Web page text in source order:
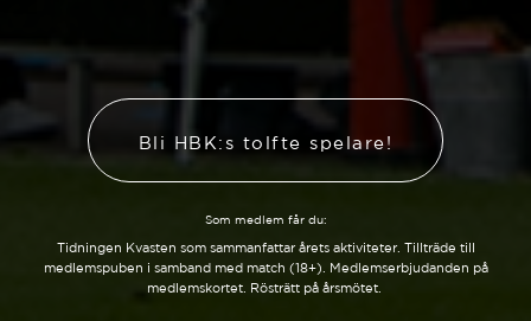
Bli HBK:s tolfte spelare!
Som medlem får du:
Tidningen Kvasten som sammanfattar årets aktiviteter. Tillträde till
medlemspuben i samband med match (18+). Medlemserbjudanden på
medlemskortet. Rösträtt på årsmötet.